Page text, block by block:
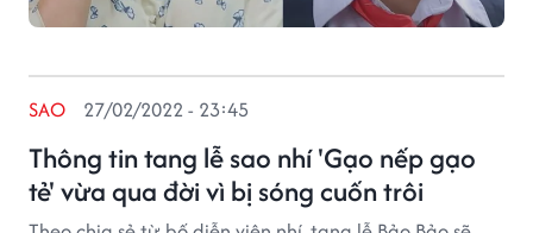
Thông tin tang lễ sao nhí 'Gạo nếp gạo
tẻ' vừa qua đời vì bị sóng cuốn trôi
SAO 27/02/2022 - 23:45